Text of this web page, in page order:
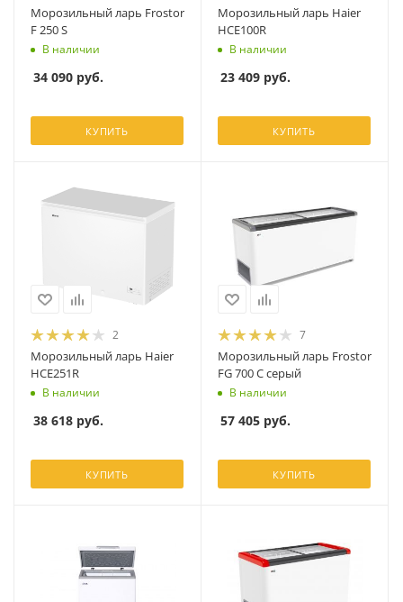
Морозильный ларь Frostor
F 250 S
В наличии
34 090 руб.
КУПИТЬ
Морозильный ларь Haier
HCE100R
В наличии
23 409 руб.
КУПИТЬ
2
Морозильный ларь Haier
HCE251R
В наличии
38 618 руб.
КУПИТЬ
7
Морозильный ларь Frostor
FG 700 С серый
В наличии
57 405 руб.
КУПИТЬ